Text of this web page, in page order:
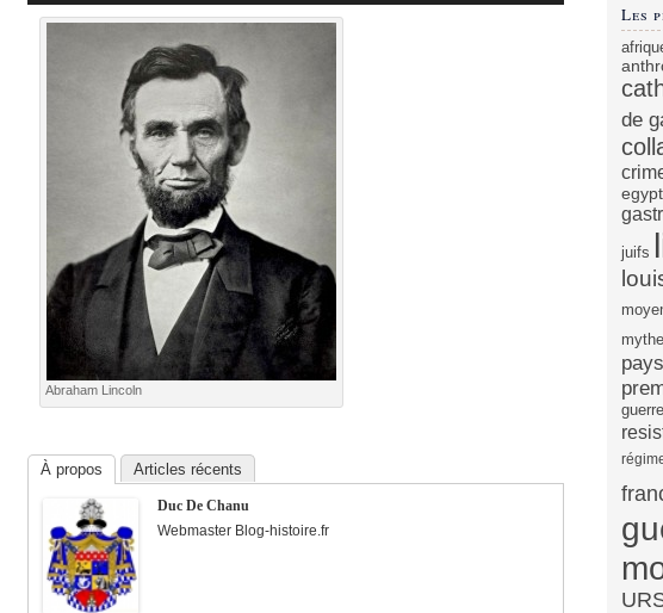
Abraham Lincoln
À propos Articles récents
Duc De Chanu
Webmaster Blog-histoire.fr
Les
de
juifs
mythe
pays